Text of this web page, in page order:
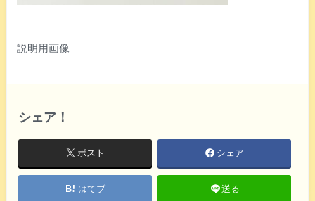
説明用画像
シェア！
ポスト シェア
はてブ 送る